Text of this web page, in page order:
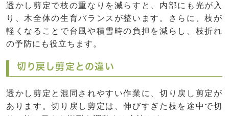
透かし剪定で枝の重なりを減らすと、内部にも光が入
り、木全体の生育バランスが整います。さらに、枝が
軽くなることで台風や積雪時の負担を減らし、枝折れ
の予防にも役立ちます。
切り戻し剪定との違い
透かし剪定と混同されやすい作業に、切り戻し剪定が
あります。切り戻し剪定は、伸びすぎた枝を途中で切